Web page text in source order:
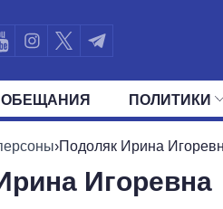
ОБЕЩАНИЯ ПОЛИТИКИ
ПОЛИТИКИ ПРЕЗИДЕНТ И ОФИС
›Подоляк Ирина
Игоревна